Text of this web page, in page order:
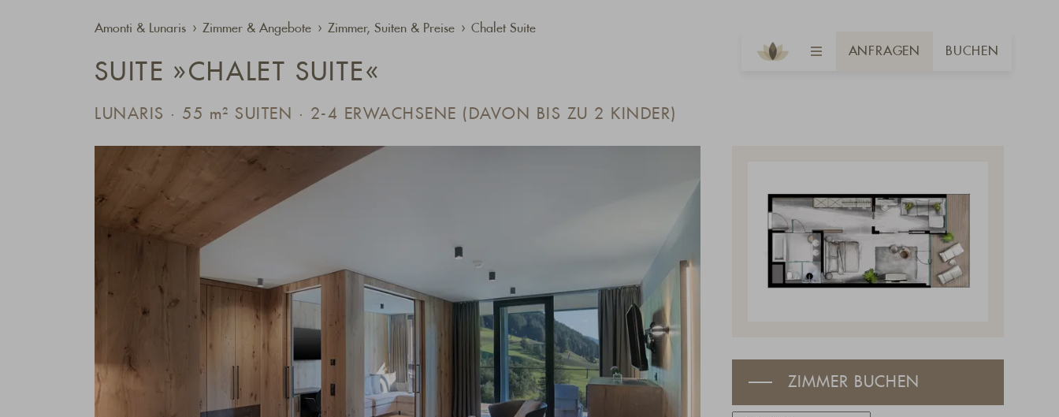
ANFRAGEN BUCHEN
Amonti & Lunaris Zimmer & Angebote Zimmer, Suiten & Preise Chalet Suite
SUITE »CHALET SUITE«
LUNARIS · 55 m² SUITEN · 2-4 ERWACHSENE (DAVON BIS ZU 2 KINDER)
ZIMMER BUCHEN